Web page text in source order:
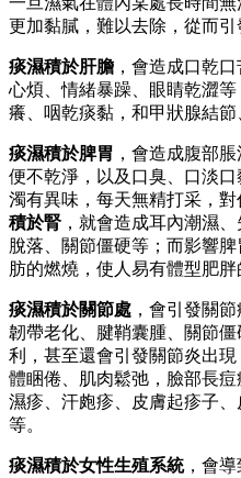
更加黏膩，難以去除，從而引
痰濕積於肝膽 ，會造成口乾
心煩、情緒暴躁、眼睛乾澀等
癢、咽乾痰黏，和甲狀腺結節
痰濕積於脾胃 ，會造成腹部
便不乾淨，以及口臭、口淡
濁有異味，每天無精打采，對
積於腎 ，就會造成耳內潮濕
脫落、關節僵硬等；而影響
肪的燃燒，使人易有體型肥胖
痰濕積於關節處 ，會引發關
韌帶老化、腱鞘囊腫、關節
利，甚至還會引發關節炎出現
體睏倦、肌肉鬆弛，臉部長
濕疹、汗皰疹、皮膚起疹子
等。
痰濕積於女性生殖系統，會導